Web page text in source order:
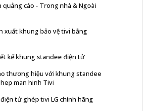
quảng cáo - Trong nhà & Ngoài
xuất khung bảo vệ tivi bằng
kế khung standee điện tử
thương hiệu với khung standee
man hinh Tivi
tử ghép tivi LG chính hãng